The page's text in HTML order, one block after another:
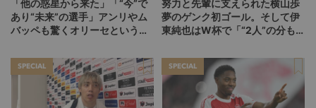
「他の惑星から来た」「“今”で
あり“未来”の選手」アンリやム
バッペも驚くオリーセというフ
努力と先輩に支えられた横山歩
夢のゲンク初ゴール。そして伊
東純也はW杯で「“2人”の分も頑
SPECIAL SPECIAL